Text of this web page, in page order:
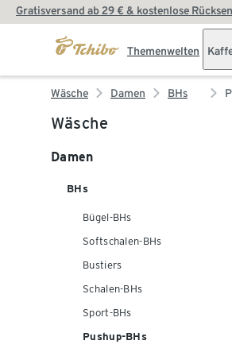
Gratisversand ab 29 € & kostenlose
Themenwelten
Wäsche Damen BHs
Wäsche
Damen
BHs
Bügel-BHs
Softschalen-BHs
Bustiers
Schalen-BHs
Sport-BHs
Pushup-BHs